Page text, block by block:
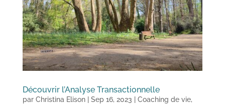
Découvrir l’Analyse Transactionnelle
par Christina Elison| Sep 16, 2023 Coaching de vie,